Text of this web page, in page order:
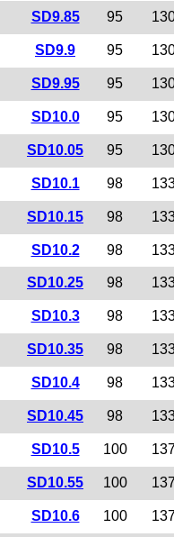
SD9.85 95
SD9.9 95
SD9.95 95
SD10.0 95
SD10.05 95
SD10.1 98
SD10.15 98
SD10.2 98
SD10.25 98
SD10.3 98
SD10.35 98
SD10.4 98
SD10.45 98
SD10.5 100
SD10.55 100
SD10.6 100